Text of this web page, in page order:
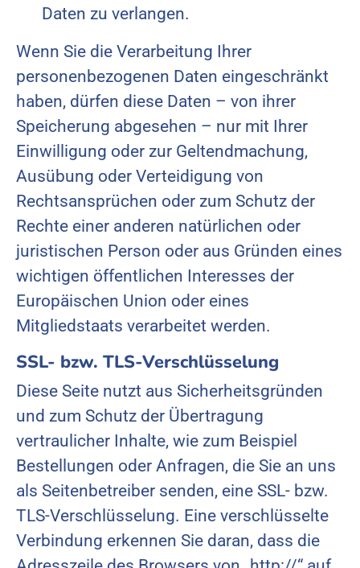
Daten zu verlangen.
Wenn Sie die Verarbeitung Ihrer
personenbezogenen Daten eingeschränkt
haben, dürfen diese Daten – von ihrer
Speicherung abgesehen – nur mit Ihrer
Einwilligung oder zur Geltendmachung,
Ausübung oder Verteidigung von
Rechtsansprüchen oder zum Schutz der
Rechte einer anderen natürlichen oder
juristischen Person oder aus Gründen eines
wichtigen öffentlichen Interesses der
Europäischen Union oder eines
Mitgliedstaats verarbeitet werden.
SSL- bzw. TLS-Verschlüsselung
Diese Seite nutzt aus Sicherheitsgründen
und zum Schutz der Übertragung
vertraulicher Inhalte, wie zum Beispiel
Bestellungen oder Anfragen, die Sie an uns
als Seitenbetreiber senden, eine SSL- bzw.
TLS-Verschlüsselung. Eine verschlüsselte
Verbindung erkennen Sie daran, dass die